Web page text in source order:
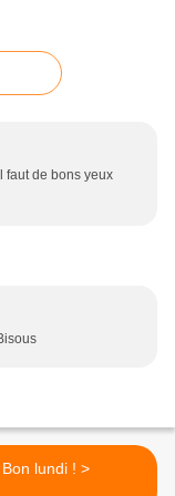
faut de bons yeux
Bon lundi ! >